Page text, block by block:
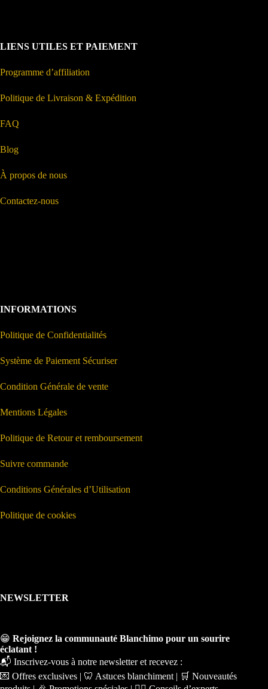
LIENS UTILES ET PAIEMENT
Programme d’affiliation
Politique de Livraison & Expédition
FAQ
Blog
À propos de nous
Contactez-nous
INFORMATIONS
Politique de Confidentialités
Système de Paiement Sécuriser
Condition Générale de vente
Mentions Légales
Politique de Retour et remboursement
Suivre commande
Conditions Générales d’Utilisation
Politique de cookies
NEWSLETTER
😁 Rejoignez la communauté Blanchimo pour un sourire
éclatant !
📬 Inscrivez-vous à notre newsletter et recevez :
💌 Offres exclusives | 🦷 Astuces blanchiment | 🛒 Nouveautés